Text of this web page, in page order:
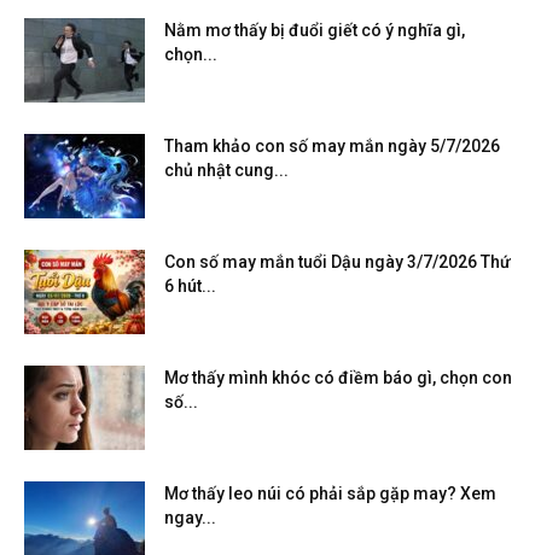
Nằm mơ thấy bị đuổi giết có ý nghĩa gì,
chọn...
Tham khảo con số may mắn ngày 5/7/2026
chủ nhật cung...
Con số may mắn tuổi Dậu ngày 3/7/2026 Thứ
6 hút...
Mơ thấy mình khóc có điềm báo gì, chọn con
số...
Mơ thấy leo núi có phải sắp gặp may? Xem
ngay...